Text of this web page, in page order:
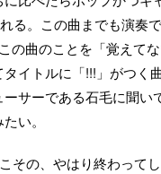
る。この曲までも演奏
の曲のことを「覚えて
イトルに「!!!」がつく
サーである石毛に聞い
い。
その、やはり終わって